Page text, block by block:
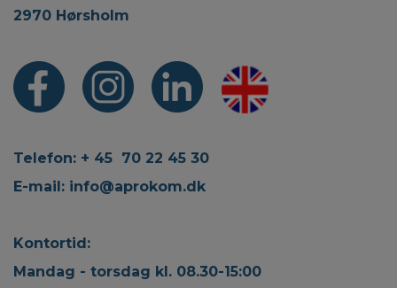
2970 Hørsholm
Telefon: + 45 70 22 45 30
E-mail: info@aprokom.dk
Kontortid:
Mandag - torsdag kl. 08.30-15:00